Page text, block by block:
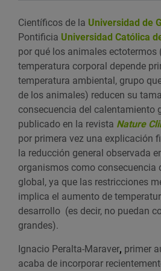
Científicos de la Universidad de
Pontificia Universidad Católica
por qué los animales ectotermos
temperatura corporal depende
temperatura ambiental, grupo
de los animales) reducen su
consecuencia del calentamiento
publicado en la revista Nature
por primera vez una explicación
la reducción general observada
organismos como consecuencia
global, ya que las restricciones
implica el aumento de
desarrollo (es decir, no puedan
grandes).
Ignacio Peralta-Maraver, primer
acaba de incorporar